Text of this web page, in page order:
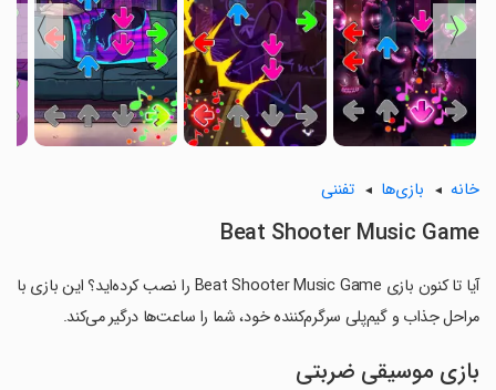
〈
〉
خانه بازی‌ها تفننی
Beat Shooter Music Game
آیا تا کنون بازی Beat Shooter Music Game را نصب کرده‌اید؟ این بازی با
مراحل جذاب و گیم‌پلی سرگرم‌کننده خود، شما را ساعت‌ها درگیر می‌کند.
بازی موسیقی ضربتی